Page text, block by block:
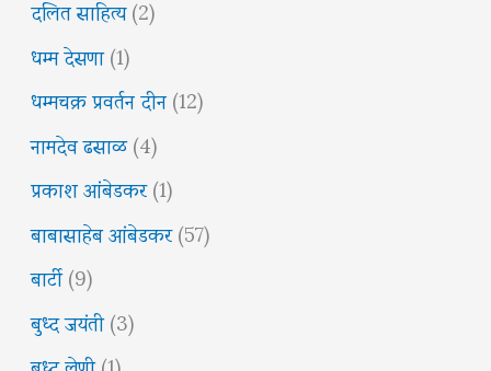
धम्म देसणा(1)
धम्मचक्र प्रवर्तन दीन(12)
नामदेव ढसाळ(4)
प्रकाश आंबेडकर(1)
बाबासाहेब आंबेडकर(57)
बार्टी(9)
बुध्द जयंती(3)